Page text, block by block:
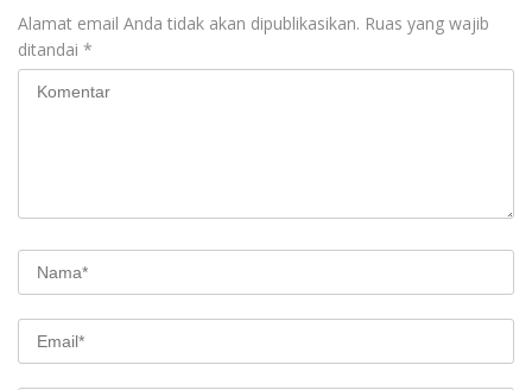
Alamat email Anda tidak akan dipublikasikan. Ruas yang wajib
ditandai *